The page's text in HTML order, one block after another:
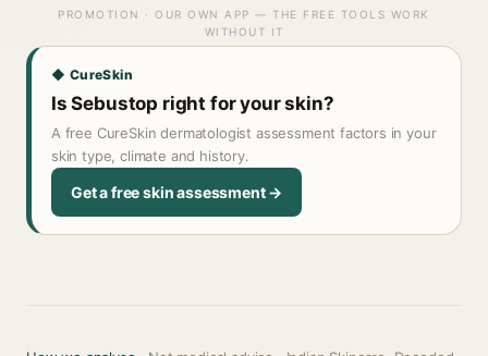
PROMOTION · OUR OWN APP — THE FREE TOOLS WORK
WITHOUT IT
◆ CureSkin
Is Sebustop right for your skin?
A free CureSkin dermatologist assessment factors in your
skin type, climate and history.
Get a free skin assessment →